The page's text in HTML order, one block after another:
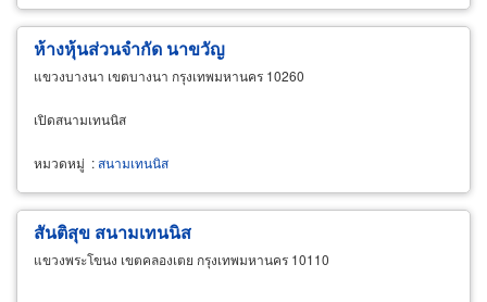
ห้างหุ้นส่วนจำกัด นาขวัญ
แขวงบางนา เขตบางนา กรุงเทพมหานคร 10260
เปิดสนามเทนนิส
หมวดหมู่ :สนามเทนนิส
สันติสุข สนามเทนนิส
แขวงพระโขนง เขตคลองเตย กรุงเทพมหานคร 10110